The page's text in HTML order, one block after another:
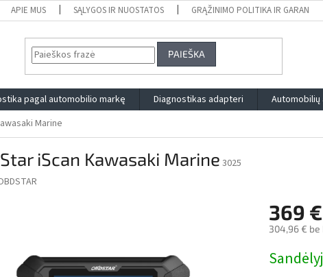
APIE MUS SĄLYGOS IR NUOSTATOS GRĄŽINIMO POLITIKA IR GARANTIJA
PAIEŠKA
pagal automobilio markę Diagnostikas adapteri Automobilių
Marine
iScan Kawasaki Marine 3025
369 €
304,96 € be
price: